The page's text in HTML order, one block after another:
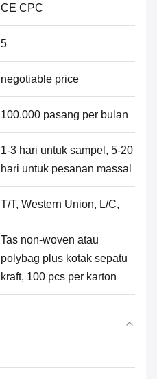
CE CPC
5
negotiable price
100.000 pasang per bulan
1-3 hari untuk sampel, 5-20
hari untuk pesanan massal
T/T, Western Union, L/C,
Tas non-woven atau
polybag plus kotak sepatu
kraft, 100 pcs per karton